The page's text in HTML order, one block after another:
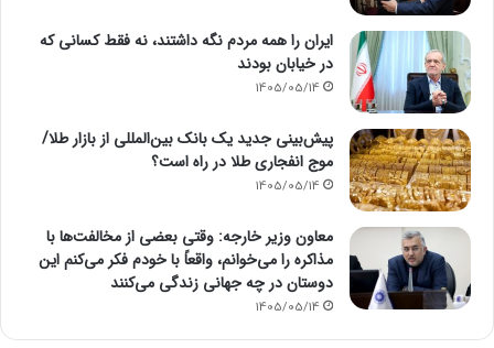
ایران را همه مردم نگه داشتند، نه فقط کسانی که
در خیابان بودند
1405/05/14
پیش‌بینی جدید یک بانک بین‌المللی از بازار طلا/
موج انفجاری طلا در راه است؟
1405/05/14
معاون وزیر خارجه: وقتی بعضی از مخالفت‌ها با
مذاکره را می‌خوانم، واقعاً با خودم فکر می‌کنم این
دوستان در چه جهانی زندگی می‌کنند
1405/05/14